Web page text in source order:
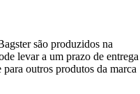
são produzidos na
levar a um prazo de entrega
outros produtos da marca